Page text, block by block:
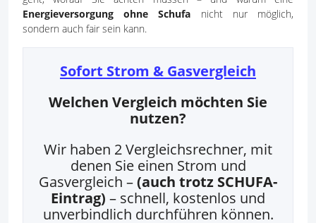
Energieversorgung ohne Schufa nicht nur möglich,
sondern auch fair sein kann.
Sofort Strom & Gasvergleich
Welchen Vergleich möchten Sie
nutzen?
Wir haben 2 Vergleichsrechner, mit
denen Sie einen Strom und
Gasvergleich –(auch trotz SCHUFA-
Eintrag) – schnell, kostenlos und
unverbindlich durchführen können.